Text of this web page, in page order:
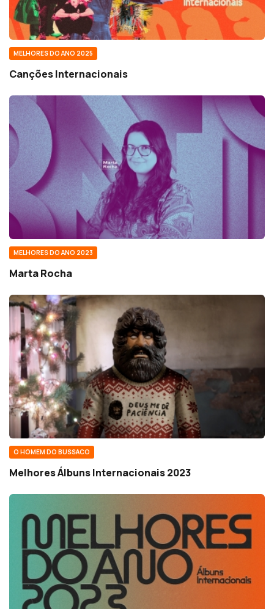
MELHORES DO ANO 2025
Canções Internacionais
MELHORES DO ANO 2023
Marta Rocha
O HOMEM DO BUSSACO
Melhores Álbuns Internacionais 2023